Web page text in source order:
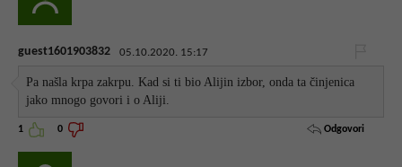
guest1601903832 05.10.2020. 15:17
Pa našla krpa zakrpu. Kad si ti bio Alijin izbor, onda ta činjenica
jako mnogo govori i o Aliji.
1 0 Odgovori